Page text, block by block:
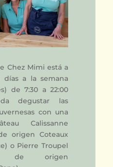
Chez Mimi está a
días a la semana
de 7:30 a 22:00
degustar las
con una
Calissanne
origen Coteaux
o Pierre Troupel
de origen